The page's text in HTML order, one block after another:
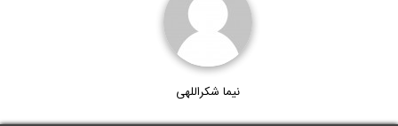
نیما شکراللهی